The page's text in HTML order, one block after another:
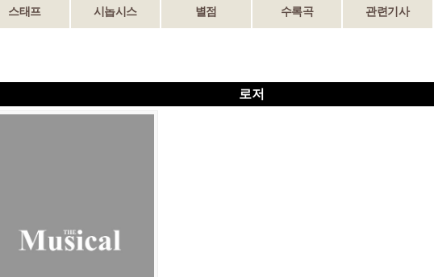
스태프 시놉시스 별점 수록곡 관련기사
로저